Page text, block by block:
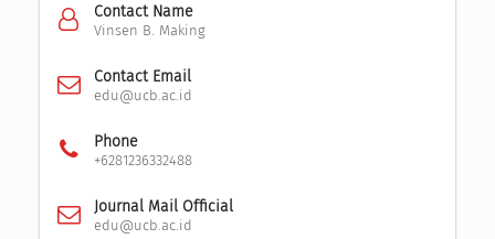
Contact Name
Vinsen B. Making
Contact Email
edu@ucb.ac.id
Phone
+6281236332488
Journal Mail Official
edu@ucb.ac.id